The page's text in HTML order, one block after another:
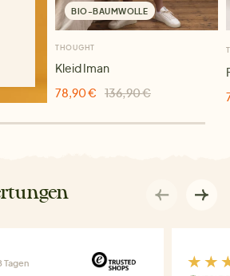
BIO-BAUMWOLLE
THOUGHT
Kleid Iman
78,90 €
136,90 €
Tagen